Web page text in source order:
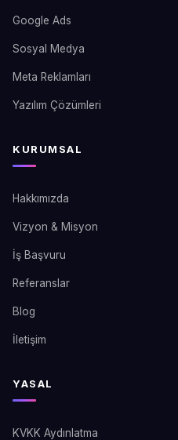
Google Ads
Sosyal Medya
Meta Reklamları
Yazılım Çözümleri
KURUMSAL
Hakkımızda
Vizyon & Misyon
İş Başvuru
Referanslar
Blog
İletişim
YASAL
KVKK Aydınlatma